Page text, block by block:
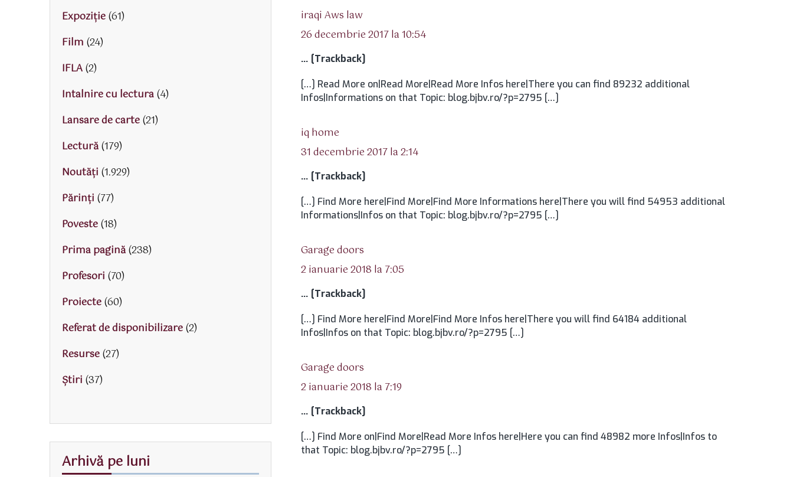
iraqi Aws law
26 decembrie 2017 la 10:54
… [Trackback]
[…] Read More on|Read More|Read More Infos here|There you can find 89232 additional
Infos|Informations on that Topic: blog.bjbv.ro/?p=2795 […]
iq home
31 decembrie 2017 la 2:14
… [Trackback]
[…] Find More here|Find More|Find More Informations here|There you will find 54953 additional
Informations|Infos on that Topic: blog.bjbv.ro/?p=2795 […]
Garage doors
2 ianuarie 2018 la 7:05
… [Trackback]
[…] Find More here|Find More|Find More Infos here|There you will find 64184 additional
Infos|Infos on that Topic: blog.bjbv.ro/?p=2795 […]
Garage doors
2 ianuarie 2018 la 7:19
… [Trackback]
[…] Find More on|Find More|Read More Infos here|Here you can find 48982 more Infos|Infos to
that Topic: blog.bjbv.ro/?p=2795 […]
Expoziție(61)
Film (24)
IFLA(2)
Intalnire cu lectura(4)
Lansare de carte(21)
Lectură(179)
Noutăți (1.929)
Părinţi (77)
Poveste(18)
Prima pagină(238)
Profesori (70)
Proiecte(60)
Referat de disponibilizare(2)
Resurse(27)
Știri (37)
Arhivă pe luni